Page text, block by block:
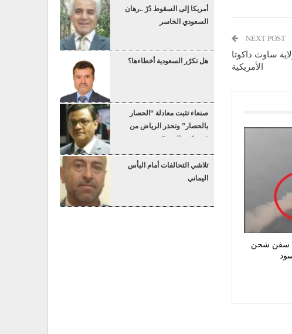
NEXT POST
ساوث داكوتا
الأمريكية
سفن شحن
أمريكا إلى السقوط دُرْ ..رهان
السعودي الخاسر
هل تكرّر السعودية أخطاءها؟
صنعاء تثبت معادلة “الحصار
بالحصار” وتحذر الرياض من
“عسكرة البحر”
تلاشي التحالفات أمام البأس
اليماني